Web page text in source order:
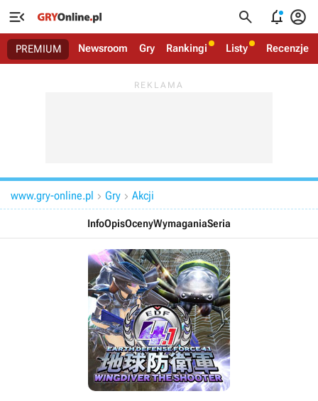
   
PREMIUM Newsroom Gry Rankingi Listy Recenzje
www.gry-online.pl  Gry  Akcji
InfoOpisOcenyWymaganiaSeria